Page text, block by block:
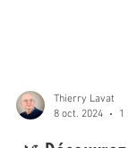
Thierry Lavat
8 oct. 2024
1